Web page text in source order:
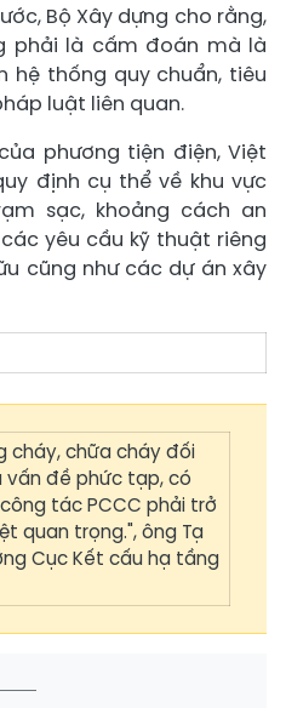
Bộ Xây dựng cho rằng,
phải là cấm đoán mà là
hệ thống quy chuẩn, tiêu
luật liên quan.
phương tiện điện, Việt
định cụ thể về khu vực
sạc, khoảng cách an
yêu cầu kỹ thuật riêng
cũng như các dự án xây
cháy, chữa cháy đối
vấn đề phức tạp, có
tác PCCC phải trở
quan trọng.", ông Tạ
Cục Kết cấu hạ tầng